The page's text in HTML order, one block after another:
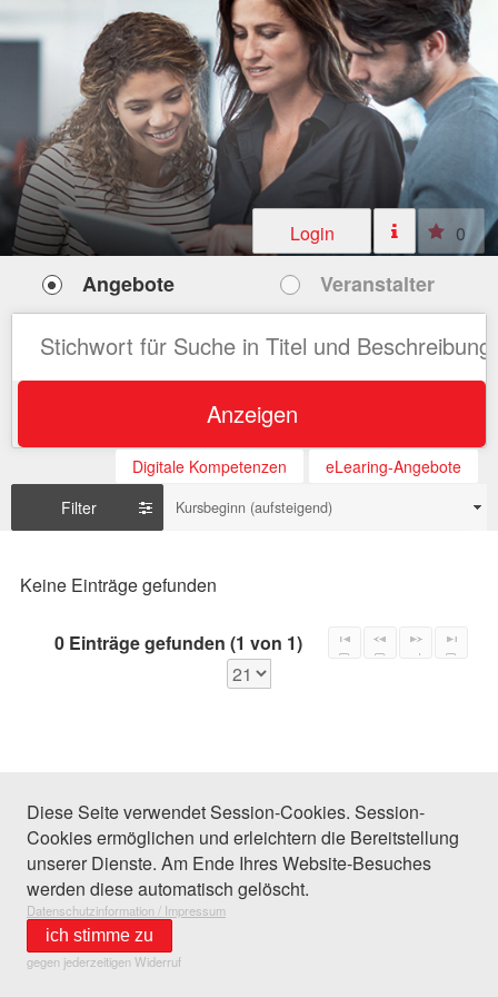
Login 0
Angebote Veranstalter
Anzeigen
Digitale Kompetenzen
eLearing-Angebote
Filter
Kursbeginn (aufsteigend)
Keine Einträge gefunden
0 Einträge gefunden (1 von 1)
Diese Seite verwendet Session-Cookies. Session-
Cookies ermöglichen und erleichtern die Bereitstellung
unserer Dienste. Am Ende Ihres Website-Besuches
werden diese automatisch gelöscht.
Datenschutzinformation / Impressum
ich stimme zu
gegen jederzeitigen Widerruf